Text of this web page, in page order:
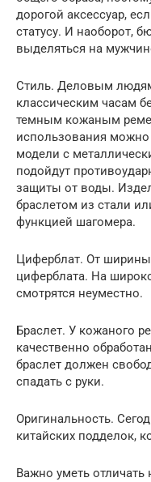
дорогой аксессуар,
статусу. И наоборот,
выделяться на
Стиль. Деловым людям
классическим часам
темным кожаным
использования
модели с
подойдут
защиты от воды.
браслетом из стали
функцией шагомера.
Циферблат. От ширины
циферблата. На
смотрятся неуместно.
Браслет. У кожаного
качественно
браслет должен
спадать с руки.
Оригинальность.
китайских подделок,
Важно уметь